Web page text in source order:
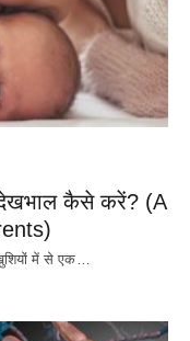
देखभाल कैसे करें? (A
में से एक…